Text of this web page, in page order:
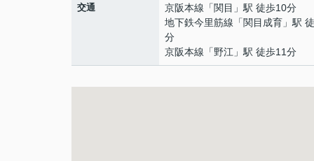
交通 京阪本線 「関目 」駅 徒歩10分
地下鉄今里筋線 「関目成育 」駅
分
京阪本線 「野江 」駅 徒歩11分